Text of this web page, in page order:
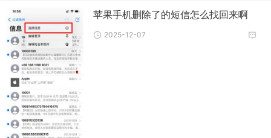
苹果手机删除了的短信怎么找回来啊
2025-12-07